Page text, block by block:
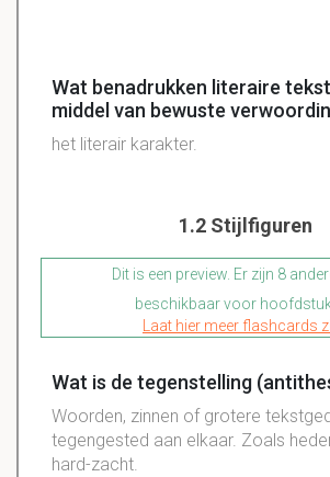
Wat benadrukken literaire
middel van bewuste
het literair karakter.
1.2 Stijlfiguren
Dit is een preview. Er zijn 8
beschikbaar voor
Laat hier meer flashcards
Wat is de tegenstelling
Woorden, zinnen of grotere
tegengested aan elkaar. Zoals
hard-zacht.